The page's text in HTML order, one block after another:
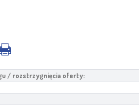
/ rozstrzygnięcia oferty: